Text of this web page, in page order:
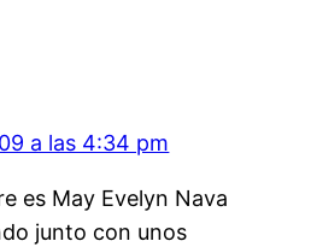
a las 4:34 pm
es May Evelyn Nava
junto con unos